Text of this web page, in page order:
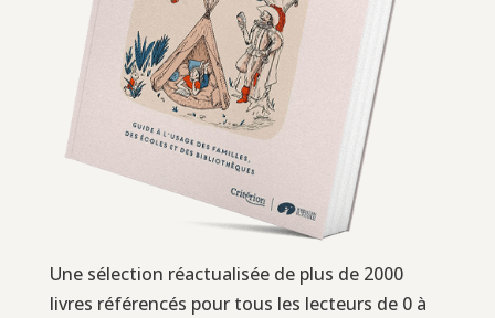
Une sélection réactualisée de plus de 2000
livres référencés pour tous les lecteurs de 0 à